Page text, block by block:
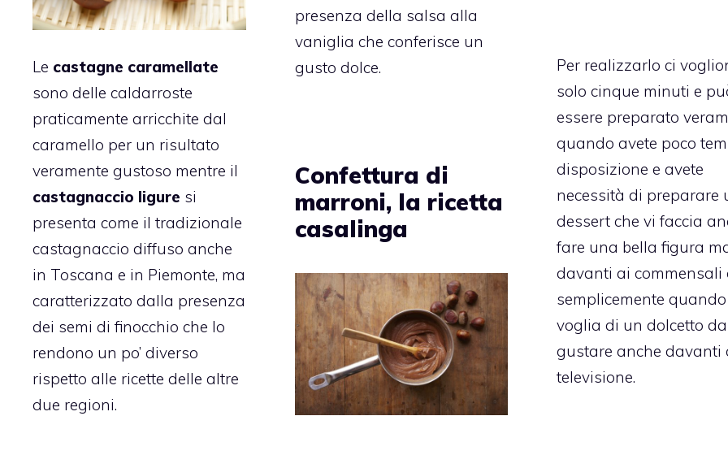
Per realizzarlo ci
solo cinque minuti e
essere preparato
quando avete poco
disposizione e avete
necessità di preparare
dessert che vi faccia
fare una bella figura
davanti ai commensali
semplicemente
voglia di un dolcetto da
gustare anche davanti
televisione.
Le castagne caramellate
sono delle caldarroste
praticamente arricchite dal
caramello per un risultato
veramente gustoso mentre il
castagnaccio ligure si
presenta come il tradizionale
castagnaccio diffuso anche
in Toscana e in Piemonte, ma
caratterizzato dalla presenza
dei semi di finocchio che lo
rendono un po’ diverso
rispetto alle ricette delle altre
due regioni.
presenza della salsa alla
vaniglia che conferisce un
gusto dolce.
Confettura di
marroni, la ricetta
casalinga